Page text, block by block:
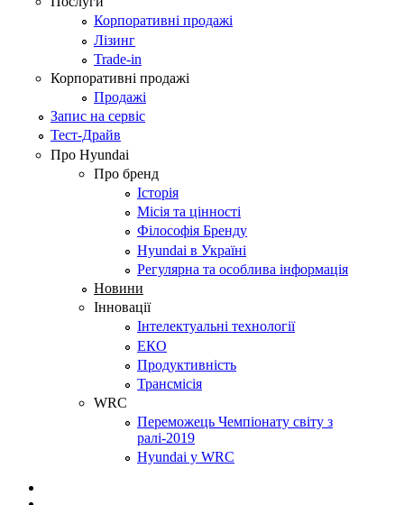
Корпоративні продажі
Лізинг
Trade-in
Корпоративні продажі
Продажі
Запис на сервіс
Тест-Драйв
Про Hyundai
Про бренд
Історія
Місія та цінності
Філософія Бренду
Hyundai в Україні
Регулярна та особлива інформація
Новини
Інновації
Інтелектуальні технології
ЕКО
Продуктивність
Трансмісія
WRC
Переможець Чемпіонату світу з
ралі-2019
Hyundai у WRC